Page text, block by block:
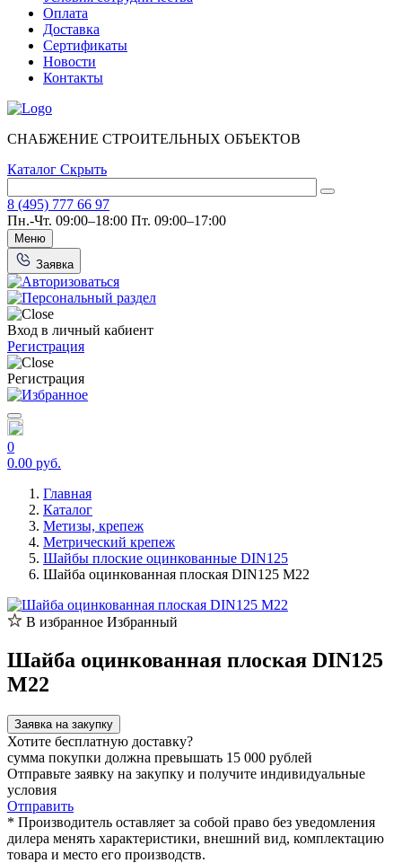
Оплата
Доставка
Сертификаты
Новости
Контакты
СНАБЖЕНИЕ СТРОИТЕЛЬНЫХ ОБЪЕКТОВ
Каталог Скрыть
8 (495) 777 66 97
Пн.-Чт. 09:00–18:00 Пт. 09:00–17:00
Меню
Заявка
Вход в личный кабиент
Регистрация
Регистрация
0
0.00 руб.
Главная
Каталог
Метизы, крепеж
Метрический крепеж
Шайбы плоские оцинкованные DIN125
Шайба оцинкованная плоская DIN125 М22
В избранное Избранный
Шайба оцинкованная плоская DIN125
М22
Заявка на закупку
Хотите бесплатную доставку?
сумма покупки должна превышать 15 000 рублей
Отправьте заявку на закупку и получите индивидуальные
условия
Отправить
* Производитель оставляет за собой право без уведомления
дилера менять характеристики, внешний вид, комплектацию
товара и место его производств.